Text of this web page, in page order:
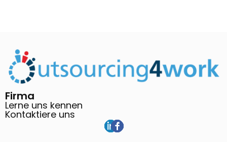
Firma
Lerne uns kennen
Kontaktiere uns